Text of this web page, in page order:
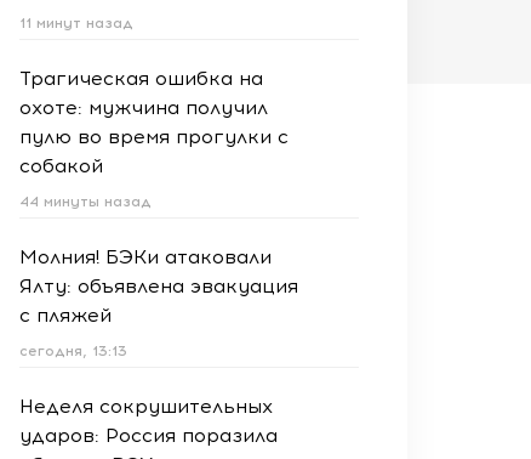
11 минут назад
Трагическая ошибка на
охоте: мужчина получил
пулю во время прогулки с
собакой
44 минуты назад
Молния! БЭКи атаковали
Ялту: объявлена эвакуация
с пляжей
сегодня, 13:13
Неделя сокрушительных
ударов: Россия поразила